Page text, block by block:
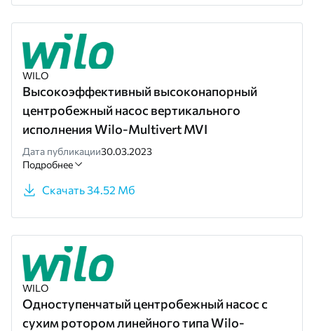
WILO
Высокоэффективный высоконапорный
центробежный насос вертикального
исполнения Wilo-Multivert MVI
Дата публикации30.03.2023
Подробнее
Скачать 34.52 Мб
WILO
Одноступенчатый центробежный насос с
сухим ротором линейного типа Wilo-